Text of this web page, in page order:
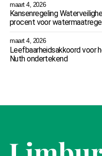
maart 4, 2026
Kansenregeling
procent voor
maart 4, 2026
Leefbaarheidsakkoord voor
Nuth ondertekend